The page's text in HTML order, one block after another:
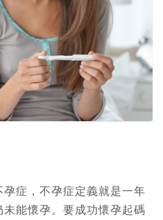
症，不孕症定義就是一年
能懷孕。要成功懷孕起碼